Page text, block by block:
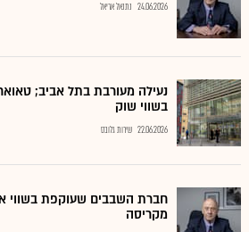
24.06.2026 נתנאל אריאל
נעילה מעורבת בתל אביב;
בשווי שוק
22.06.2026 שירות גלובס
חברת השבבים שעוקפת בשווי
מקריסה